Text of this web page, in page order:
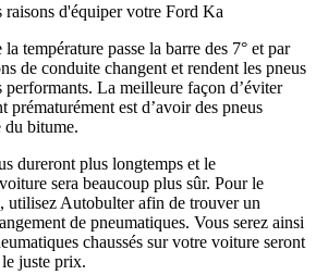
raisons d'équiper votre Ford Ka
température passe la barre des 7° et par
de conduite changent et rendent les pneus
performants. La meilleure façon d’éviter
prématurément est d’avoir des pneus
du bitume.
dureront plus longtemps et le
sera beaucoup plus sûr. Pour le
utilisez Autobulter afin de trouver un
de pneumatiques. Vous serez ainsi
chaussés sur votre voiture seront
juste prix.